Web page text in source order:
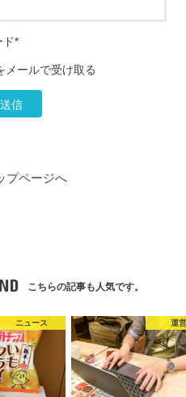
*
メールで受け取る
プページへ
こちらの記事も人気です。
ニュース 運